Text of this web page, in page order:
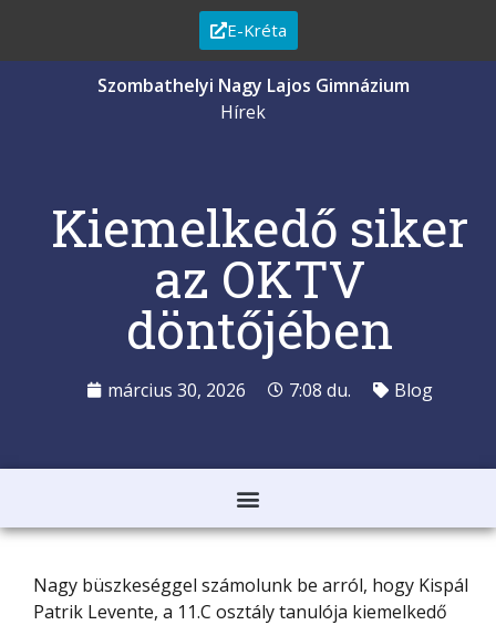
E-Kréta
Szombathelyi Nagy Lajos Gimnázium
Hírek
Kiemelkedő siker
az OKTV
döntőjében
március 30, 2026 7:08 du. Blog
Nagy büszkeséggel számolunk be arról, hogy Kispál
Patrik Levente, a 11.C osztály tanulója kiemelkedő